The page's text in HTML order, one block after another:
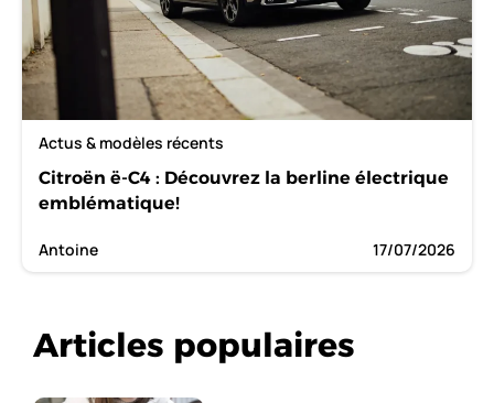
Actus & modèles récents
Citroën ë-C4 : Découvrez la berline électrique
emblématique!
Antoine 17/07/2026
Articles populaires